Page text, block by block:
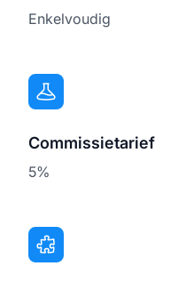
Enkelvoudig
Commissietarief
5%